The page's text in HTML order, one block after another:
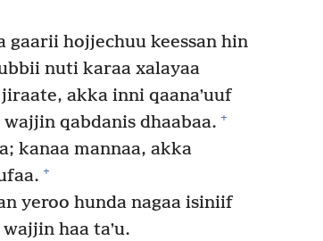
gaarii hojjechuu keessan hin
nuti karaa xalayaa
akka inni qaanaʼuuf
qabdanis dhaabaa. +
kanaa mannaa, akka
+
yeroo hunda nagaa isiniif
haa taʼu.